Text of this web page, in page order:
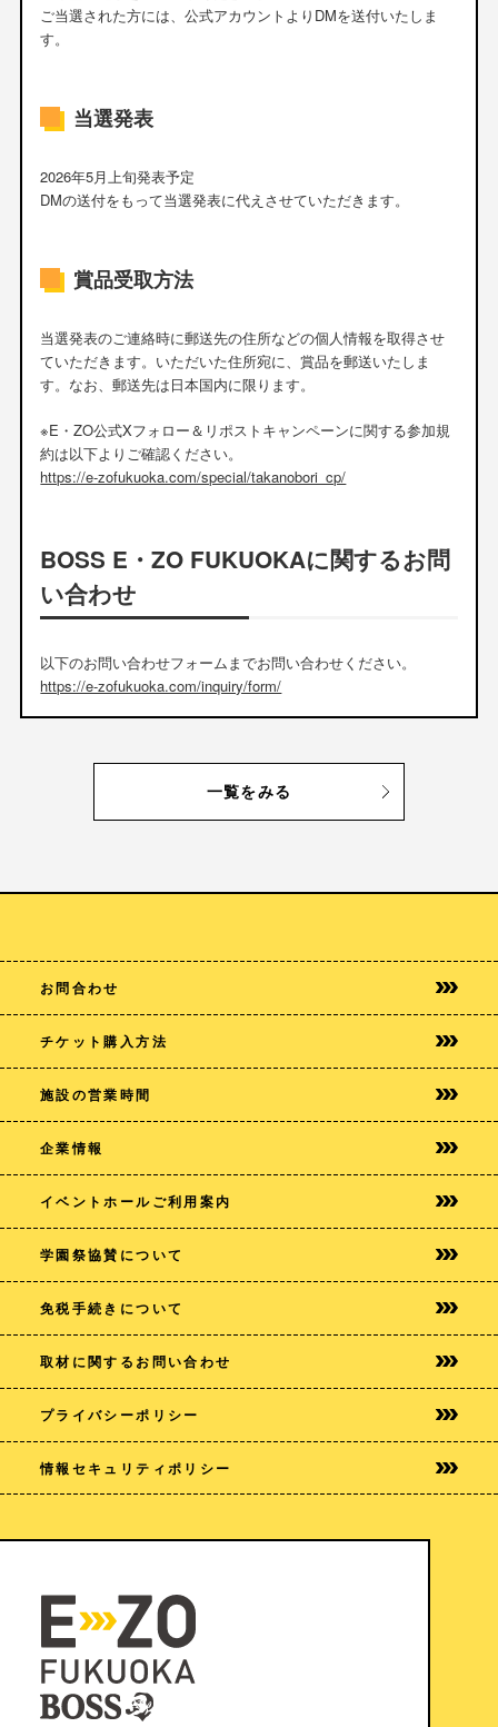
ご当選された方には、公式アカウントよりDMを送付いたしま
す。
当選発表
2026年5月上旬発表予定
DMの送付をもって当選発表に代えさせていただきます。
賞品受取方法
当選発表のご連絡時に郵送先の住所などの個人情報を取得させ
ていただきます。いただいた住所宛に、賞品を郵送いたしま
す。なお、郵送先は日本国内に限ります。
※E・ZO公式Xフォロー＆リポストキャンペーンに関する参加規
約は以下よりご確認ください。
https://e-zofukuoka.com/special/takanobori_cp/
BOSS E・ZO FUKUOKAに関するお問
い合わせ
以下のお問い合わせフォームまでお問い合わせください。
https://e-zofukuoka.com/inquiry/form/
一覧をみる
お問合わせ
チケット購入方法
施設の営業時間
企業情報
イベントホールご利用案内
学園祭協賛について
免税手続きについて
取材に関するお問い合わせ
プライバシーポリシー
情報セキュリティポリシー